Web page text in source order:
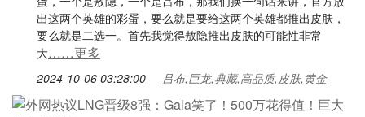
出这两个英雄的彩蛋，要么就是要给这两个英雄都推出皮肤，
要么就是二选一。首先我觉得敖隐推出皮肤的可能性非常
大……更多
2024-10-06 03:28:00 吕布,巨龙,典藏,高品质,皮肤,黄金